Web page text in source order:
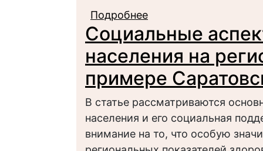
Подробнее
теориях
Социальные
населения на
примере
В статье рассматриваются
населения и его социальная
внимание на то, что особую